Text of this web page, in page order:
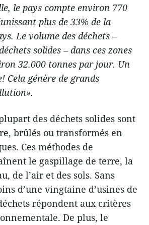
le pays compte environ 770
plus de 33% de la
Le volume des déchets –
solides – dans ces zones
32.000 tonnes par jour. Un
Cela génère de grands
des déchets solides sont
brûlés ou transformés en
Ces méthodes de
le gaspillage de terre, la
de l’air et des sols. Sans
d’une vingtaine d’usines de
répondent aux critères
De plus, le